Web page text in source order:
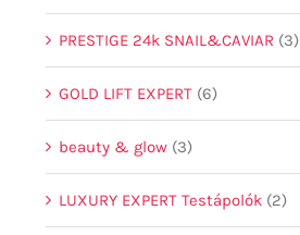
PRESTIGE 24k SNAIL&CAVIAR (3)
GOLD LIFT EXPERT (6)
beauty & glow (3)
LUXURY EXPERT Testápolók (2)